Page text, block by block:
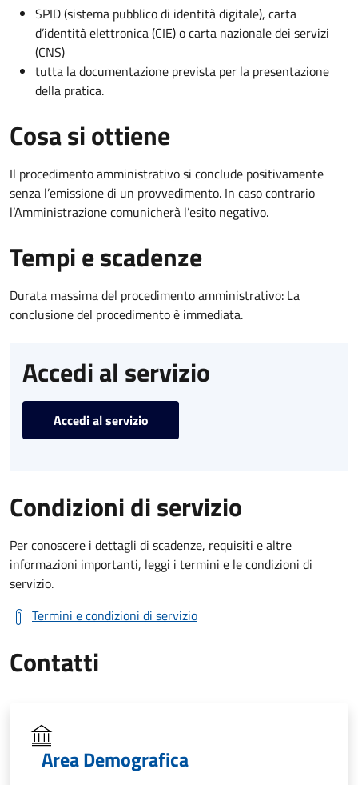
SPID (sistema pubblico di identità digitale), carta
d’identità elettronica (CIE) o carta nazionale dei servizi
(CNS)
tutta la documentazione prevista per la presentazione
della pratica.
Cosa si ottiene
Il procedimento amministrativo si conclude positivamente
senza l’emissione di un provvedimento. In caso contrario
l’Amministrazione comunicherà l’esito negativo.
Tempi e scadenze
Durata massima del procedimento amministrativo: La
conclusione del procedimento è immediata.
Accedi al servizio
Accedi al servizio
Condizioni di servizio
Per conoscere i dettagli di scadenze, requisiti e altre
informazioni importanti, leggi i termini e le condizioni di
servizio.
Termini e condizioni di servizio
Contatti
Area Demografica